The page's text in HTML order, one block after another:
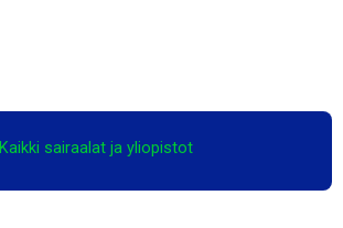
Kaikki sairaalat ja yliopistot